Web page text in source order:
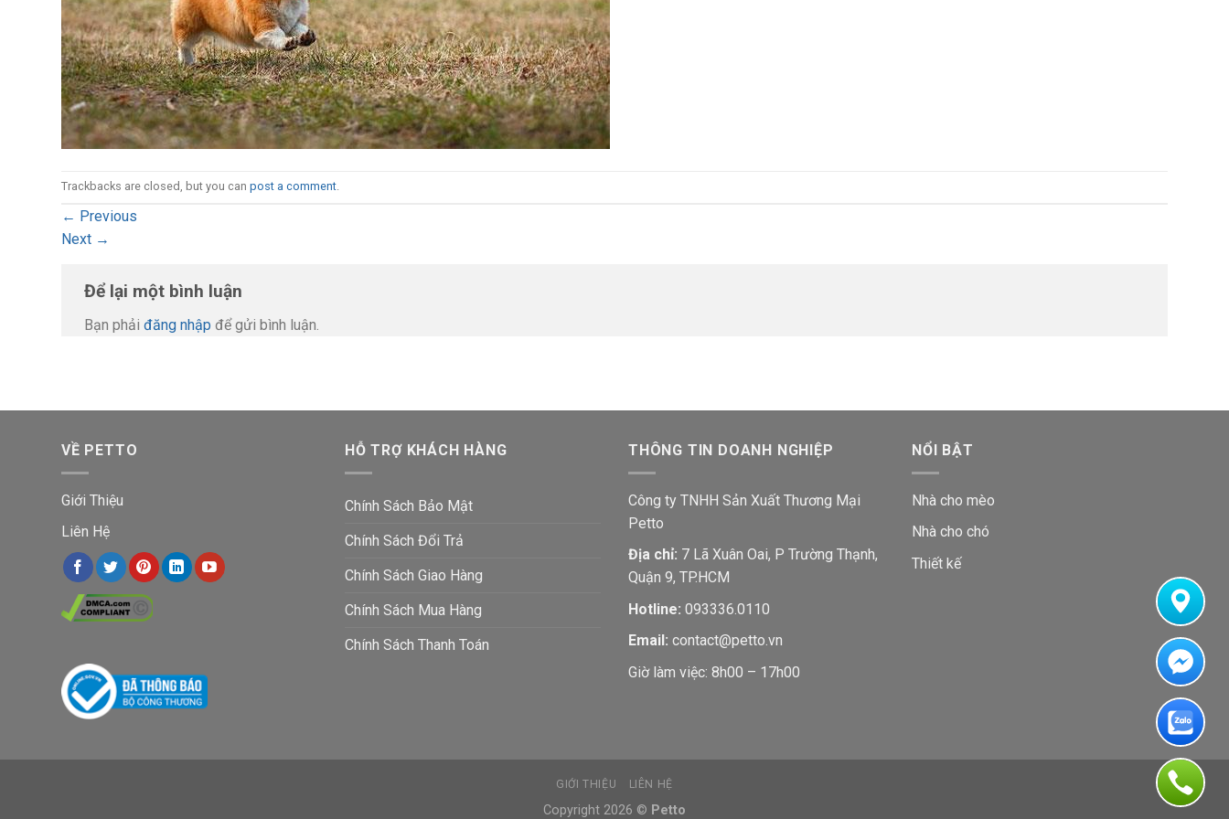
Trackbacks are closed, but you can post a comment
← Previous
Next →
Để lại một bình luận
Bạn phải đăng nhập để gửi bình luận.
VỀ PETTO
Giới Thiệu
Liên Hệ
HỖ TRỢ KHÁCH HÀNG
Chính Sách Bảo Mật
Chính Sách Đổi Trả
Chính Sách Giao Hàng
Chính Sách Mua Hàng
Chính Sách Thanh Toán
THÔNG TIN DOANH NGHIỆP
Công ty TNHH Sản Xuất Thương Mại
Petto
Địa chỉ: 7 Lã Xuân Oai, P Trường Thạnh,
Quận 9, TP.HCM
Hotline: 093336.0110
Email: contact@petto.vn
Giờ làm việc: 8h00 – 17h00
NỔI BẬT
Nhà cho mèo
Nhà cho chó
Thiết kế
GIỚI THIỆU LIÊN HỆ
Copyright 2026 © Petto